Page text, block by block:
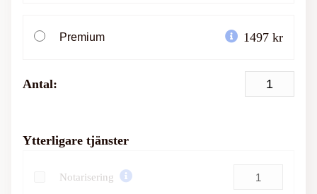
Premium 1497 kr
Antal:
Ytterligare tjänster
Notarisering